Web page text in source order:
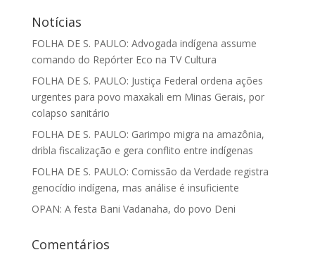
Notícias
FOLHA DE S. PAULO: Advogada indígena assume
comando do Repórter Eco na TV Cultura
FOLHA DE S. PAULO: Justiça Federal ordena ações
urgentes para povo maxakali em Minas Gerais, por
colapso sanitário
FOLHA DE S. PAULO: Garimpo migra na amazônia,
dribla fiscalização e gera conflito entre indígenas
FOLHA DE S. PAULO: Comissão da Verdade registra
genocídio indígena, mas análise é insuficiente
OPAN: A festa Bani Vadanaha, do povo Deni
Comentários